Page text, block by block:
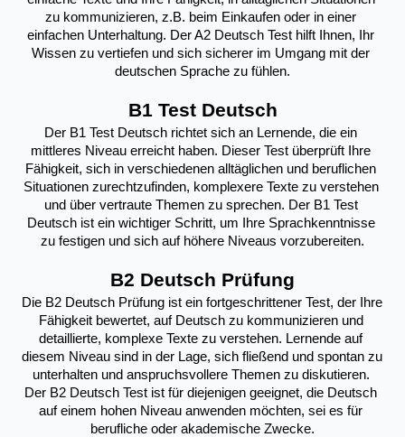
zu kommunizieren, z.B. beim Einkaufen oder in einer
einfachen Unterhaltung. Der A2 Deutsch Test hilft Ihnen, Ihr
Wissen zu vertiefen und sich sicherer im Umgang mit der
deutschen Sprache zu fühlen.
B1 Test Deutsch
Der B1 Test Deutsch richtet sich an Lernende, die ein
mittleres Niveau erreicht haben. Dieser Test überprüft Ihre
Fähigkeit, sich in verschiedenen alltäglichen und beruflichen
Situationen zurechtzufinden, komplexere Texte zu verstehen
und über vertraute Themen zu sprechen. Der B1 Test
Deutsch ist ein wichtiger Schritt, um Ihre Sprachkenntnisse
zu festigen und sich auf höhere Niveaus vorzubereiten.
B2 Deutsch Prüfung
Die B2 Deutsch Prüfung ist ein fortgeschrittener Test, der Ihre
Fähigkeit bewertet, auf Deutsch zu kommunizieren und
detaillierte, komplexe Texte zu verstehen. Lernende auf
diesem Niveau sind in der Lage, sich fließend und spontan zu
unterhalten und anspruchsvollere Themen zu diskutieren.
Der B2 Deutsch Test ist für diejenigen geeignet, die Deutsch
auf einem hohen Niveau anwenden möchten, sei es für
berufliche oder akademische Zwecke.